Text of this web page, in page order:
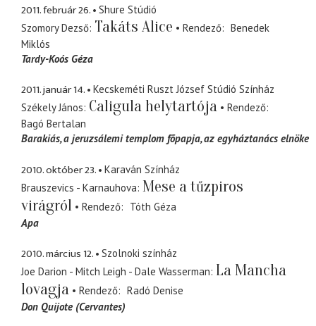
2011. február 26.
Shure Stúdió
Szomory Dezső Takáts Alice Rendező
Benedek
Miklós
Tardy-Koós Géza
2011. január 14.
Kecskeméti Ruszt József Stúdió Színház
Székely János Caligula helytartója
Rendező
Bagó Bertalan
Barakiás a jeruzsálemi templom fõpapja, az egyháztanács elnöke
2010. október 23.
Karaván Színház
Brauszevics - Karnauhova Mese a tűzpiros
virágról
Rendező
Tóth Géza
Apa
2010. március 12.
Szolnoki színház
Joe Darion - Mitch Leigh - Dale Wasserman La Mancha
lovagja
Rendező
Radó Denise
Don Quijote (Cervantes)